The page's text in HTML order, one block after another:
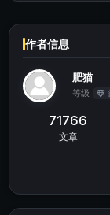
作者信息
肥猫
等级
71766
文章